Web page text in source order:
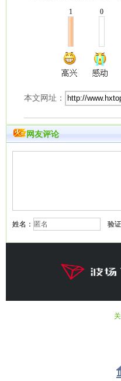
1 0
本文网址：
网友评论
姓名： 验证